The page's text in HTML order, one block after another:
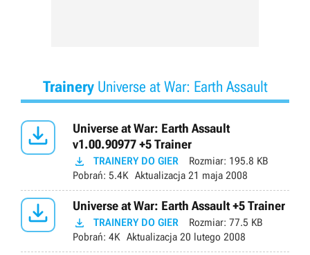
TraineryUniverse at War: Earth Assault

Universe at War: Earth Assault
v1.00.90977 +5 Trainer
 TRAINERY DO GIER Rozmiar: 195.8 KB
Pobrań: 5.4K Aktualizacja 21 maja 2008
 Universe at War: Earth Assault +5 Trainer
 TRAINERY DO GIER Rozmiar: 77.5 KB
Pobrań: 4K Aktualizacja 20 lutego 2008